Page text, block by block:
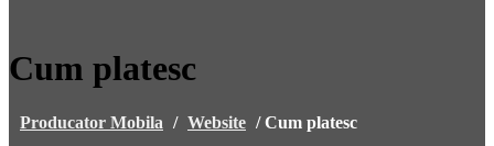
Cum platesc
Producator Mobila / Website /Cum platesc